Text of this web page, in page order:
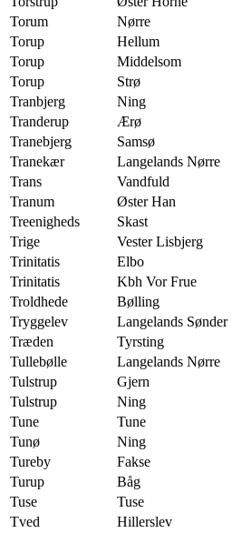
Torum
Nørre
Torup
Hellum
Torup
Middelsom
Torup
Strø
Tranbjerg
Ning
Tranderup
Ærø
Tranebjerg
Samsø
Tranekær
Langelands Nørre
Trans
Vandfuld
Tranum
Øster Han
Treenigheds
Skast
Trige
Vester Lisbjerg
Trinitatis
Elbo
Trinitatis
Kbh Vor Frue
Troldhede
Bølling
Tryggelev
Langelands Sønder
Træden
Tyrsting
Tullebølle
Langelands Nørre
Tulstrup
Gjern
Tulstrup
Ning
Tune
Tune
Tunø
Ning
Tureby
Fakse
Turup
Båg
Tuse
Tuse
Tved
Hillerslev